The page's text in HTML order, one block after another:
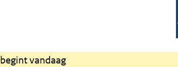
begint vandaag